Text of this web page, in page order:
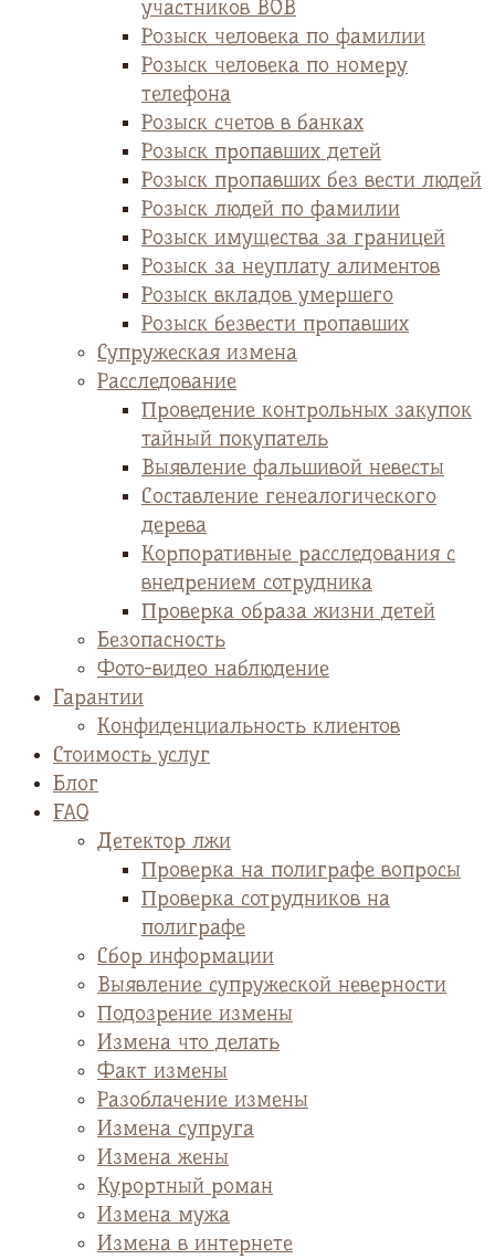
участников ВОВ
Розыск человека по фамилии
Розыск человека по номеру
телефона
Розыск счетов в банках
Розыск пропавших детей
Розыск пропавших без вести людей
Розыск людей по фамилии
Розыск имущества за границей
Розыск за неуплату алиментов
Розыск вкладов умершего
Розыск безвести пропавших
Супружеская измена
Расследование
Проведение контрольных закупок
тайный покупатель
Выявление фальшивой невесты
Cоставление генеалогического
дерева
Корпоративные расследования с
внедрением сотрудника
Проверка образа жизни детей
Безопасность
Фото-видео наблюдение
Гарантии
Конфиденциальность клиентов
Стоимость услуг
Блог
FAQ
Детектор лжи
Проверка на полиграфе вопросы
Проверка сотрудников на
полиграфе
Сбор информации
Выявление супружеской неверности
Подозрение измены
Измена что делать
Факт измены
Разоблачение измены
Измена супруга
Измена жены
Курортный роман
Измена мужа
Измена в интернете